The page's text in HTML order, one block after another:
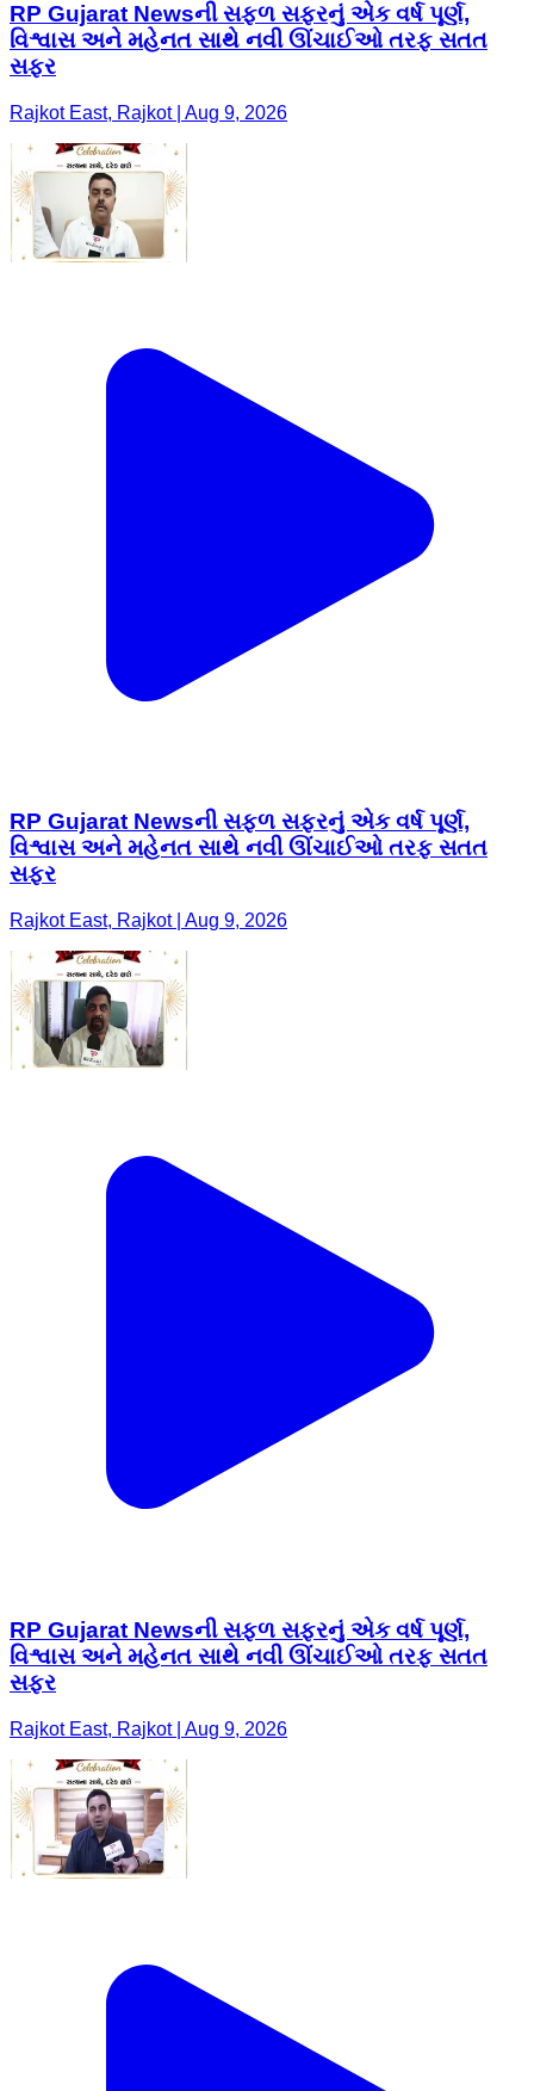
RP Gujarat Newsની સફળ સફરનું એક વર્ષ પૂર્ણ,
વિશ્વાસ અને મહેનત સાથે નવી ઊંચાઈઓ તરફ સતત
સફર
Rajkot East, Rajkot | Aug 9, 2026
RP Gujarat Newsની સફળ સફરનું એક વર્ષ પૂર્ણ,
વિશ્વાસ અને મહેનત સાથે નવી ઊંચાઈઓ તરફ સતત
સફર
Rajkot East, Rajkot | Aug 9, 2026
RP Gujarat Newsની સફળ સફરનું એક વર્ષ પૂર્ણ,
વિશ્વાસ અને મહેનત સાથે નવી ઊંચાઈઓ તરફ સતત
સફર
Rajkot East, Rajkot | Aug 9, 2026